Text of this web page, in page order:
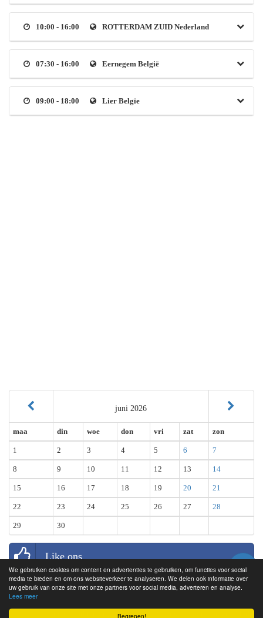
Begrepen!
We gebruiken cookies om content en advertenties te gebruiken, om functies voor social
media te bieden en om ons websiteverkeer te analyseren. We delen ook informatie over
uw gebruik van onze site met onze partners voor social media, adverteren en analyse.
Lees meer
10:00 - 16:00 ROTTERDAM ZUID Nederland
07:30 - 16:00 Eernegem België
09:00 - 18:00 Lier Belgïe
juni 2026
maa din woe don vri zat zon
1 2 3 4 5 6 7
8 9 10 11 12 13 14
15 16 17 18 19 20 21
22 23 24 25 26 27 28
29 30
Like ons
© rommelmarkten.org 2011 - 2026 | Markt